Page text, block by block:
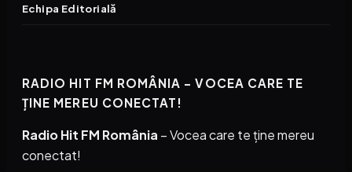
Echipa Editorială
RADIO HIT FM ROMÂNIA – VOCEA CARE TE
ȚINE MEREU CONECTAT!
Radio Hit FM România – Vocea care te ține mereu
conectat!